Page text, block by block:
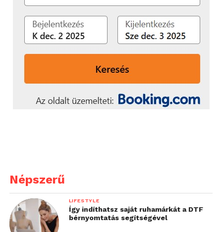
Népszerű
LIFESTYLE
Így indíthatsz saját ruhamárkát a DTF
bérnyomtatás segítségével